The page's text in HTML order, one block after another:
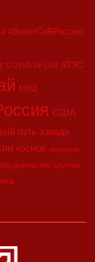
#ВизитСиВРоссию
COVID-19 G20 АТЭС
МИД
США
путь азиада
космос медицина
спутник